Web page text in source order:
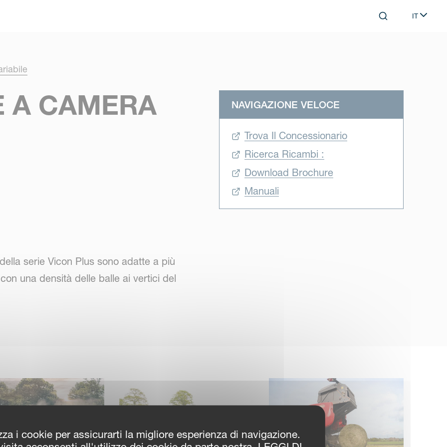
Search IT
Select
A CAMERA
serie Vicon Plus sono adatte a più
una densità delle balle ai vertici del
balle, ottenuta grazie all'Intelligent
delle balle più adatta alle condizioni
NAVIGAZIONE VELOCE
Trova Il Concessionario
Ricerca Ricambi :
Download Brochure
Manuali
i cookie per assicurarti la migliore esperienza di navigazione.